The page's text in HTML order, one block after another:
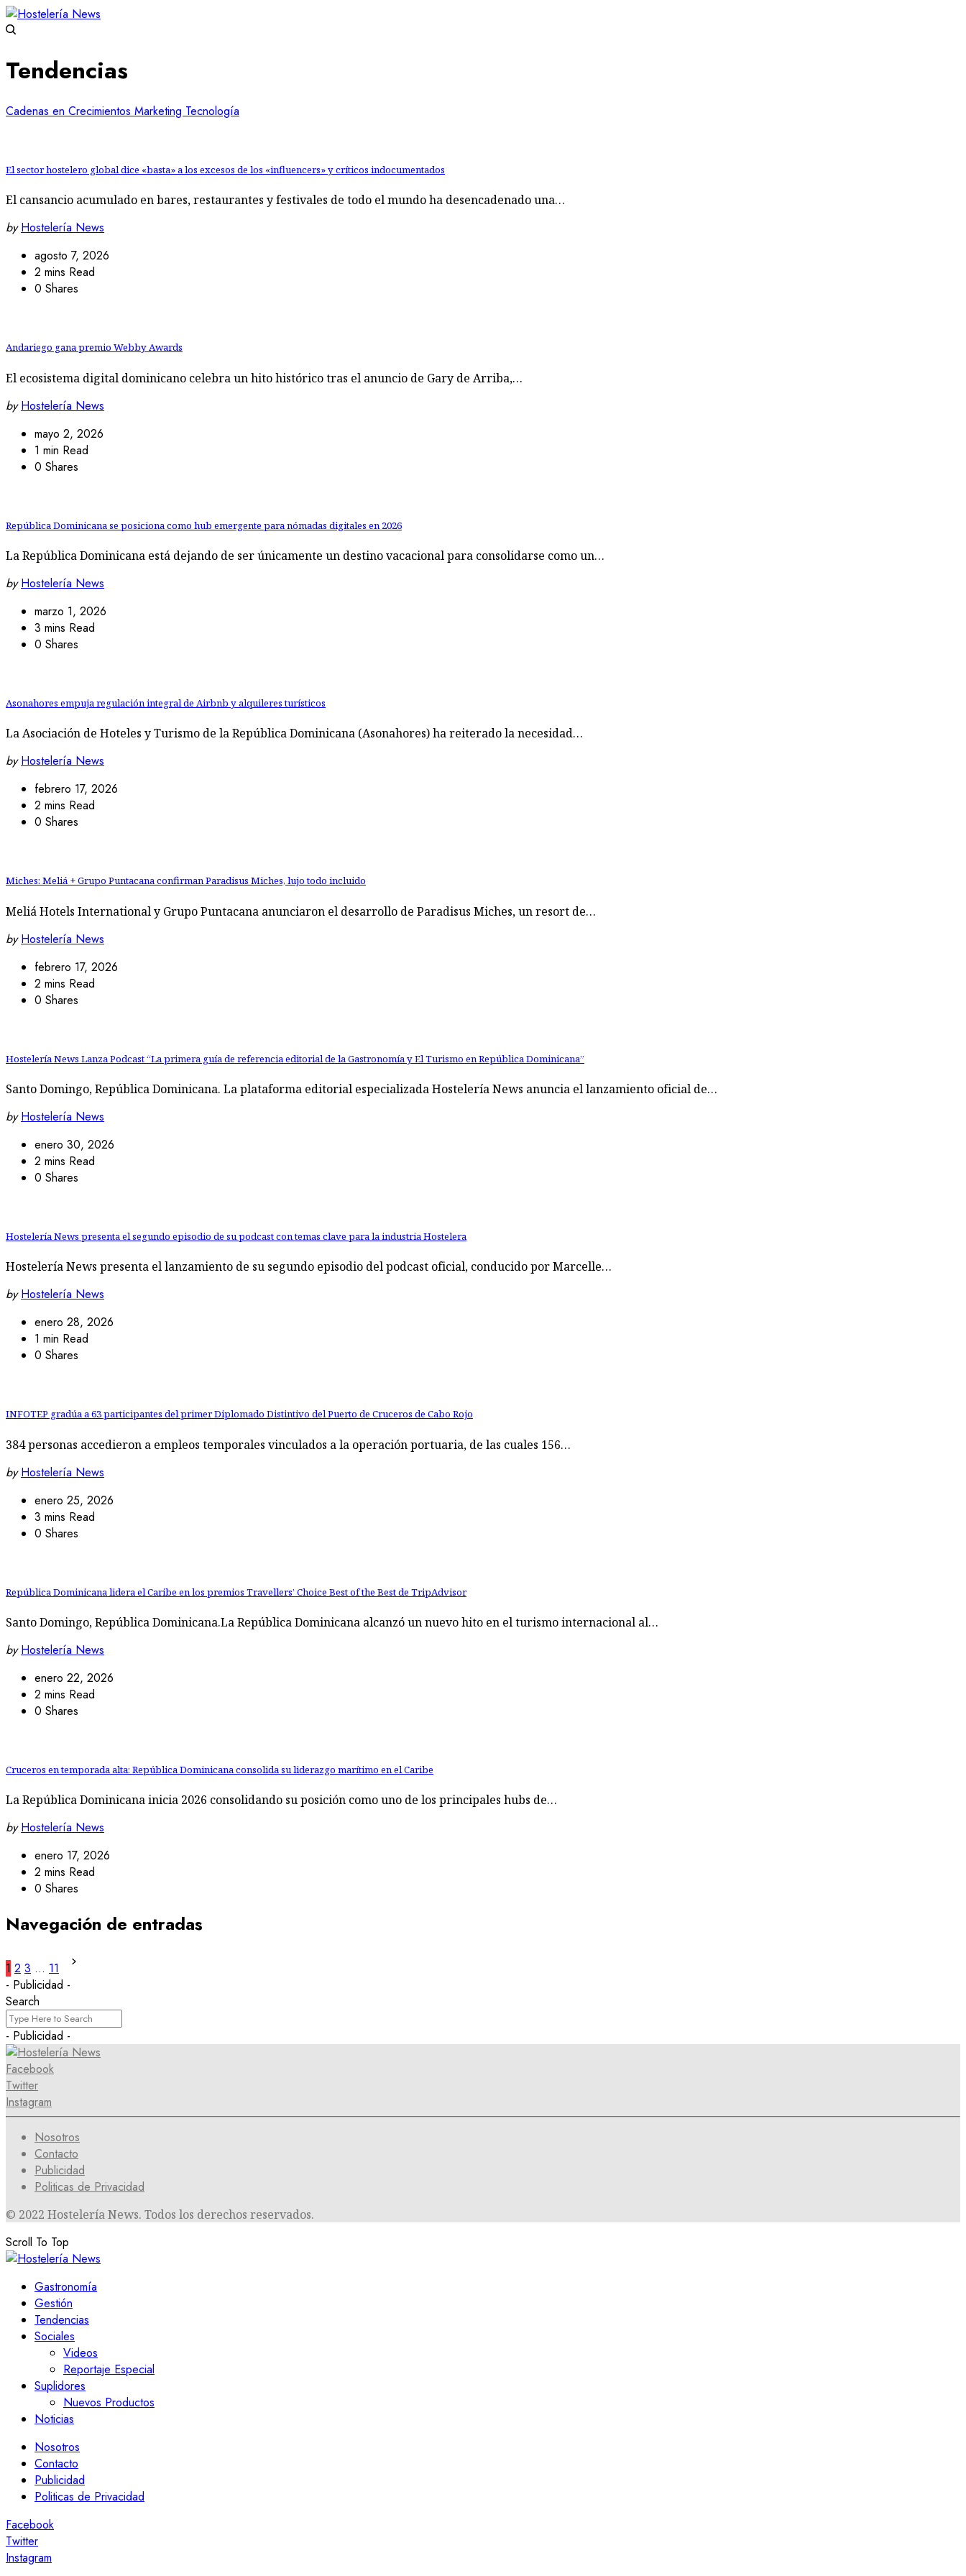
Tendencias
Cadenas en Crecimientos Marketing Tecnología
El sector hostelero global dice «basta» a los excesos de los «influencers» y críticos indocumentados
El cansancio acumulado en bares, restaurantes y festivales de todo el mundo ha desencadenado una…
by Hostelería News
agosto 7, 2026
2 mins Read
0 Shares
Andariego gana premio Webby Awards
El ecosistema digital dominicano celebra un hito histórico tras el anuncio de Gary de Arriba,…
by Hostelería News
mayo 2, 2026
1 min Read
0 Shares
República Dominicana se posiciona como hub emergente para nómadas digitales en 2026
La República Dominicana está dejando de ser únicamente un destino vacacional para consolidarse como un…
by Hostelería News
marzo 1, 2026
3 mins Read
0 Shares
Asonahores empuja regulación integral de Airbnb y alquileres turísticos
La Asociación de Hoteles y Turismo de la República Dominicana (Asonahores) ha reiterado la necesidad…
by Hostelería News
febrero 17, 2026
2 mins Read
0 Shares
Miches: Meliá + Grupo Puntacana confirman Paradisus Miches, lujo todo incluido
Meliá Hotels International y Grupo Puntacana anunciaron el desarrollo de Paradisus Miches, un resort de…
by Hostelería News
febrero 17, 2026
2 mins Read
0 Shares
Hostelería News Lanza Podcast “La primera guía de referencia editorial de la Gastronomía y El Turismo en República Dominicana”
Santo Domingo, República Dominicana. La plataforma editorial especializada Hostelería News anuncia el lanzamiento oficial de…
by Hostelería News
enero 30, 2026
2 mins Read
0 Shares
Hostelería News presenta el segundo episodio de su podcast con temas clave para la industria Hostelera
Hostelería News presenta el lanzamiento de su segundo episodio del podcast oficial, conducido por Marcelle…
by Hostelería News
enero 28, 2026
1 min Read
0 Shares
INFOTEP gradúa a 63 participantes del primer Diplomado Distintivo del Puerto de Cruceros de Cabo Rojo
384 personas accedieron a empleos temporales vinculados a la operación portuaria, de las cuales 156…
by Hostelería News
enero 25, 2026
3 mins Read
0 Shares
República Dominicana lidera el Caribe en los premios Travellers’ Choice Best of the Best de TripAdvisor
Santo Domingo, República Dominicana.La República Dominicana alcanzó un nuevo hito en el turismo internacional al…
by Hostelería News
enero 22, 2026
2 mins Read
0 Shares
Cruceros en temporada alta: República Dominicana consolida su liderazgo marítimo en el Caribe
La República Dominicana inicia 2026 consolidando su posición como uno de los principales hubs de…
by Hostelería News
enero 17, 2026
2 mins Read
0 Shares
Navegación de entradas
1 2 3 … 11
- Publicidad -
Search
- Publicidad -
Facebook
Twitter
Instagram
Nosotros
Contacto
Publicidad
Politicas de Privacidad
© 2022 Hostelería News. Todos los derechos reservados.
Scroll To Top
Gastronomía
Gestión
Tendencias
Sociales
Videos
Reportaje Especial
Suplidores
Nuevos Productos
Noticias
Nosotros
Contacto
Publicidad
Politicas de Privacidad
Facebook
Twitter
Instagram